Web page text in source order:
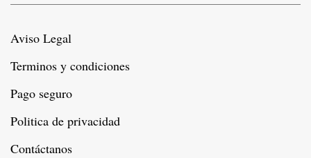
Aviso Legal
Terminos y condiciones
Pago seguro
Politica de privacidad
Contáctanos